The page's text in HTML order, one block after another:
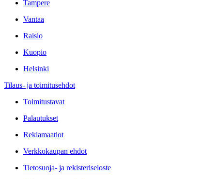
Tampere
Vantaa
Raisio
Kuopio
Helsinki
Tilaus- ja toimitusehdot
Toimitustavat
Palautukset
Reklamaatiot
Verkkokaupan ehdot
Tietosuoja- ja rekisteriseloste